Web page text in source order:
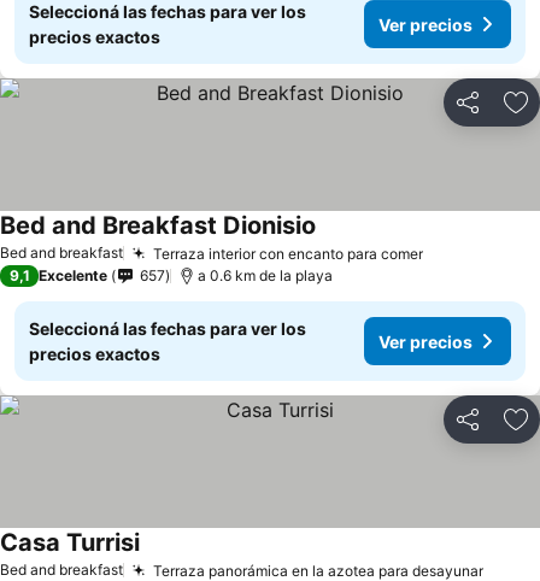
Seleccioná las fechas para ver los
precios exactos
Ver precios
Compartir
Bed and breakfast Terraza interior con encanto para comer
Bed and Breakfast Dionisio
9,1 Excelente 657 a 0.6 km de la playa
Seleccioná las fechas para ver los
precios exactos
Ver precios
Compartir
Bed and breakfast Terraza panorámica en la azotea para desayunar
Casa Turrisi